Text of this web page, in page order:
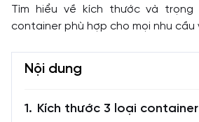
Tìm hiểu về kích thước và trọng
container phù hợp cho mọi nhu cầu
Nội dung
Kích thước 3 loại